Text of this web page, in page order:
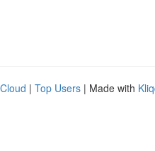
| Top Users | Made with